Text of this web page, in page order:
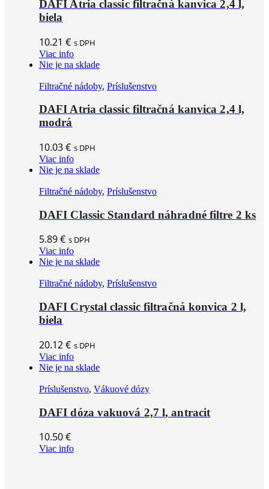
DAFI Atria classic filtračná kanvica 2,4 l,
biela
10.21€ s DPH
Viac info
Nie je na sklade
Filtračné nádoby, Príslušenstvo
DAFI Atria classic filtračná kanvica 2,4 l,
modrá
10.03€ s DPH
Viac info
Nie je na sklade
Filtračné nádoby, Príslušenstvo
DAFI Classic Standard náhradné filtre 2 ks
5.89€ s DPH
Viac info
Nie je na sklade
Filtračné nádoby, Príslušenstvo
DAFI Crystal classic filtračná konvica 2 l,
biela
20.12€ s DPH
Viac info
Nie je na sklade
Príslušenstvo, Vákuové dózy
DAFI dóza vakuová 2,7 l, antracit
10.50€
Viac info